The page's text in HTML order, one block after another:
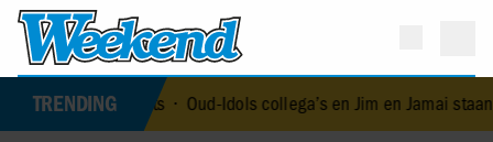
TRENDING
•Oud-Idols collega’s en Jim en Jamai staan stil bij